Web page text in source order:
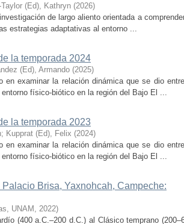
Taylor (Ed), Kathryn (2026)
de largo aliento orientada a
estrategias adaptativas al entorno ...
la temporada 2024
(Ed), Armando (2025)
examinar la relación dinámica que se dio
físico-biótico en la región del Bajo El ...
la temporada 2023
; Kupprat (Ed), Felix (2024)
examinar la relación dinámica que se dio
físico-biótico en la región del Bajo El ...
Brisa, Yaxnohcah, Campeche:
UNAM, 2022)
(400 a.C.–200 d.C.) al Clásico temprano